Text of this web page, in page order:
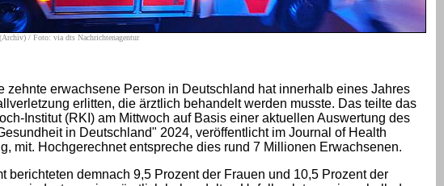
/ Foto: via dts Nachrichtenagentur
zehnte erwachsene Person in Deutschland hat innerhalb eines Jahres
erlitten, die ärztlich behandelt werden musste. Das teilte das
Institut (RKI) am Mittwoch auf Basis einer aktuellen Auswertung des
in Deutschland" 2024, veröffentlicht im Journal of Health
mit. Hochgerechnet entspreche dies rund 7 Millionen Erwachsenen.
berichteten demnach 9,5 Prozent der Frauen und 10,5 Prozent der